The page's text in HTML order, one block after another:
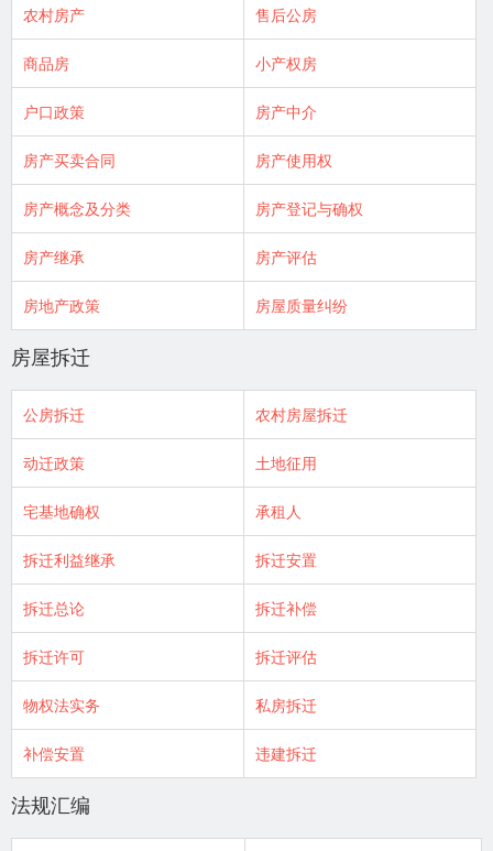
农村房产 售后公房
商品房 小产权房
户口政策 房产中介
房产买卖合同 房产使用权
房产概念及分类 房产登记与确权
房产继承 房产评估
房地产政策 房屋质量纠纷
房屋拆迁
公房拆迁 农村房屋拆迁
动迁政策 土地征用
宅基地确权 承租人
拆迁利益继承 拆迁安置
拆迁总论 拆迁补偿
拆迁许可 拆迁评估
物权法实务 私房拆迁
补偿安置 违建拆迁
法规汇编